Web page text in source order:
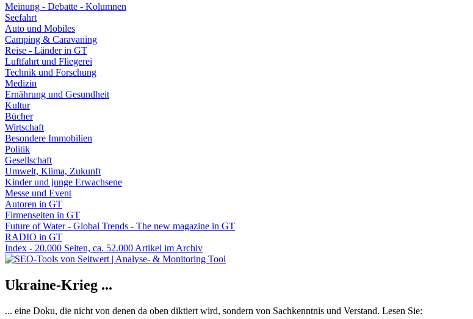
Meinung - Debatte - Kolumnen
Seefahrt
Auto und Mobiles
Camping & Caravaning
Reise - Länder in GT
Luftfahrt und Fliegerei
Technik und Forschung
Medizin
Ernährung und Gesundheit
Kultur
Bücher
Wirtschaft
Besondere Immobilien
Politik
Gesellschaft
Umwelt, Klima, Zukunft
Kinder und junge Erwachsene
Messe und Event
Autoren in GT
Firmenseiten in GT
Future of Water - Global Trends - The new magazine in GT
RADIO in GT
Index - 20.000 Seiten, ca. 52.000 Artikel im Archiv
Ukraine-Krieg ...
... eine Doku, die nicht von denen da oben diktiert wird, sondern von Sachkenntnis und Verstand. Lesen Sie: